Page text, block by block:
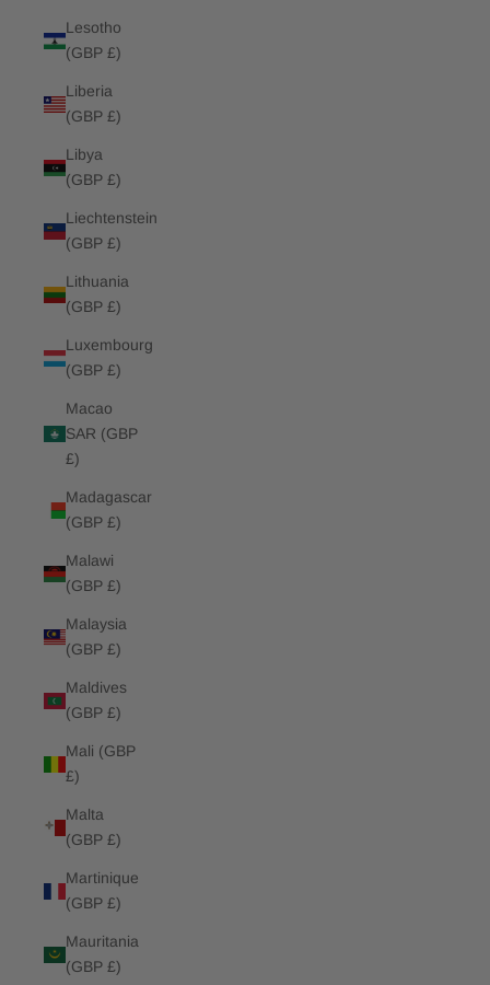
Lesotho
(GBP £)
Liberia
(GBP £)
Libya
(GBP £)
Liechtenstein
(GBP £)
Lithuania
(GBP £)
Luxembourg
(GBP £)
Macao
SAR (GBP
£)
Madagascar
(GBP £)
Malawi
(GBP £)
Malaysia
(GBP £)
Maldives
(GBP £)
Mali (GBP
£)
Malta
(GBP £)
Martinique
(GBP £)
Mauritania
(GBP £)